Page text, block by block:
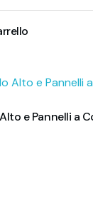
e Pannelli a